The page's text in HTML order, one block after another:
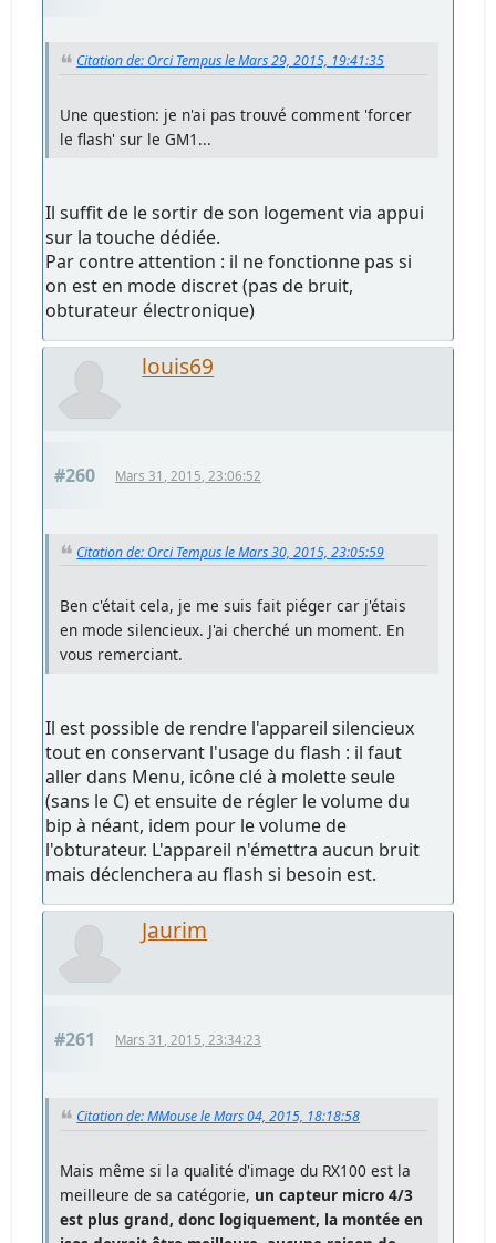
Citation de: Orci Tempus le Mars 29, 2015, 19:41:35
Une question: je n'ai pas trouvé comment 'forcer
le flash' sur le GM1...
Il suffit de le sortir de son logement via appui
sur la touche dédiée.
Par contre attention : il ne fonctionne pas si
on est en mode discret (pas de bruit,
obturateur électronique)
louis69
#260 Mars 31, 2015, 23:06:52
Citation de: Orci Tempus le Mars 30, 2015, 23:05:59
Ben c'était cela, je me suis fait piéger car j'étais
en mode silencieux. J'ai cherché un moment. En
vous remerciant.
Il est possible de rendre l'appareil silencieux
tout en conservant l'usage du flash : il faut
aller dans Menu, icône clé à molette seule
(sans le C) et ensuite de régler le volume du
bip à néant, idem pour le volume de
l'obturateur. L'appareil n'émettra aucun bruit
mais déclenchera au flash si besoin est.
Jaurim
#261 Mars 31, 2015, 23:34:23
Citation de: MMouse le Mars 04, 2015, 18:18:58
Mais même si la qualité d'image du RX100 est la
meilleure de sa catégorie, un capteur micro 4/3
est plus grand, donc logiquement, la montée en